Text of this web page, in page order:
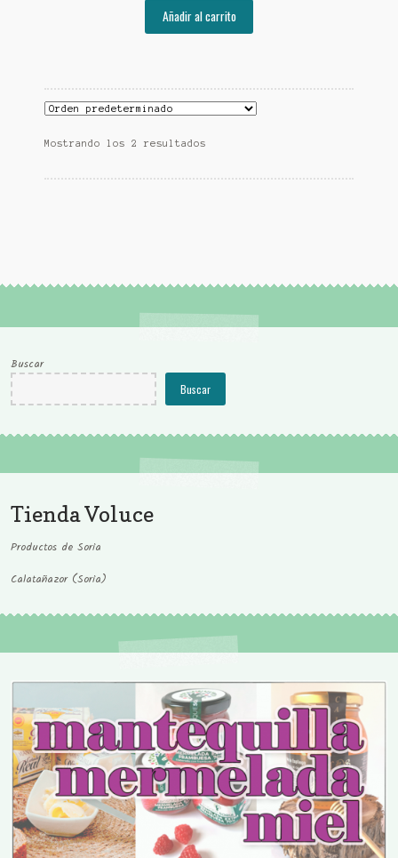
Añadir al carrito
Mostrando los 2 resultados
Buscar
Buscar
Tienda Voluce
Productos de Soria
Calatañazor (Soria)